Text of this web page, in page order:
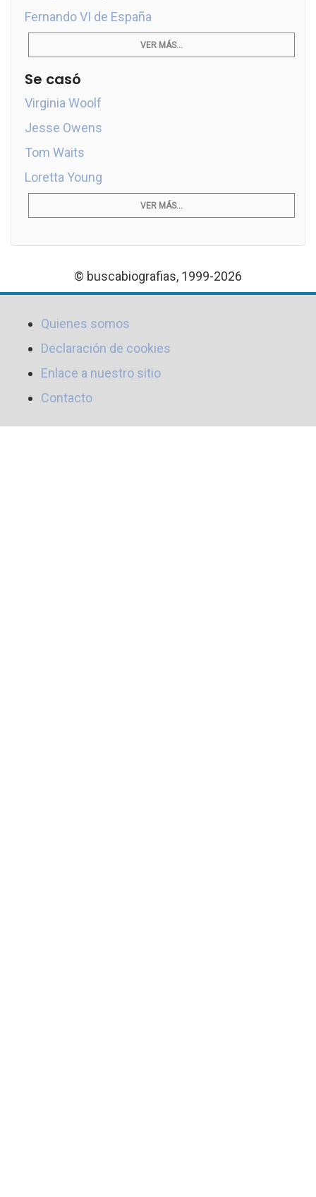
Fernando VI de España
VER MÁS...
Se casó
Virginia Woolf
Jesse Owens
Tom Waits
Loretta Young
VER MÁS...
© buscabiografias, 1999-2026
Quienes somos
Declaración de cookies
Enlace a nuestro sitio
Contacto